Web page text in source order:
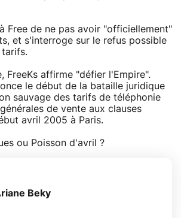
Free de ne pas avoir "officiellement"
et s'interroge sur le refus possible
tarifs.
FreeKs affirme "défier l'Empire".
le début de la bataille juridique
sauvage des tarifs de téléphonie
de vente aux clauses
avril 2005 à Paris.
ou Poisson d'avril ?
Beky